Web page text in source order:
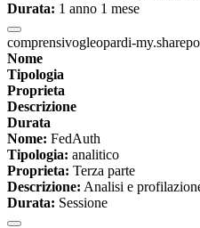
Durata: 1 anno 1 mese
comprensivogleopardi-
Nome
Tipologia
Proprieta
Descrizione
Durata
Nome: FedAuth
Tipologia: analitico
Proprieta: Terza parte
Descrizione: Analisi e
Durata: Sessione